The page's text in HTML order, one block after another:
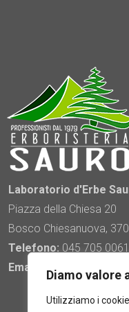
Diamo valore
Utilizziamo i
Laboratorio d'Erbe
Piazza della Chiesa 20
Bosco Chiesanuova,
Telefono: 045 705 0061
Email: